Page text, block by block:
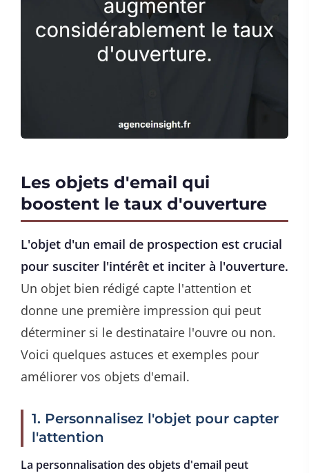
Les objets d'email qui
boostent le taux d'ouverture
L'objet d'un email de prospection est crucial
pour susciter l'intérêt et inciter à l'ouverture.
Un objet bien rédigé capte l'attention et
donne une première impression qui peut
déterminer si le destinataire l'ouvre ou non.
Voici quelques astuces et exemples pour
améliorer vos objets d'email.
1. Personnalisez l'objet pour capter
l'attention
La personnalisation des objets d'email peut